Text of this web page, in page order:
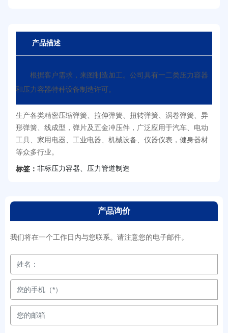
产品描述
根据客户需求，来图制造加工。公司具有一二类压力容器
和压力容器特种设备制造许可。
生产各类精密压缩弹簧、拉伸弹簧、扭转弹簧、涡卷弹簧、异
形弹簧、线成型，弹片及五金冲压件，广泛应用于汽车、电动
工具、家用电器、工业电器、机械设备、仪器仪表，健身器材
等众多行业。
标签： 非标压力容器、压力管道制造
产品询价
我们将在一个工作日内与您联系。请注意您的电子邮件。